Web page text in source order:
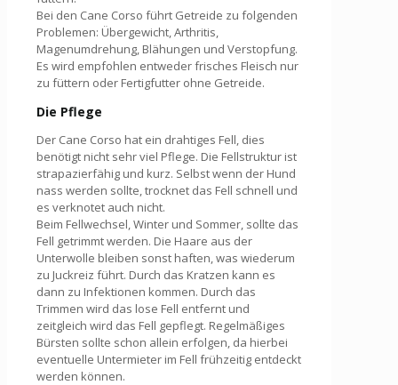
Bei den Cane Corso führt Getreide zu folgenden
Problemen: Übergewicht, Arthritis,
Magenumdrehung, Blähungen und Verstopfung.
Es wird empfohlen entweder frisches Fleisch nur
zu füttern oder Fertigfutter ohne Getreide.
Die Pflege
Der Cane Corso hat ein drahtiges Fell, dies
benötigt nicht sehr viel Pflege. Die Fellstruktur ist
strapazierfähig und kurz. Selbst wenn der Hund
nass werden sollte, trocknet das Fell schnell und
es verknotet auch nicht.
Beim Fellwechsel, Winter und Sommer, sollte das
Fell getrimmt werden. Die Haare aus der
Unterwolle bleiben sonst haften, was wiederum
zu Juckreiz führt. Durch das Kratzen kann es
dann zu Infektionen kommen. Durch das
Trimmen wird das lose Fell entfernt und
zeitgleich wird das Fell gepflegt. Regelmäßiges
Bürsten sollte schon allein erfolgen, da hierbei
eventuelle Untermieter im Fell frühzeitig entdeckt
werden können.